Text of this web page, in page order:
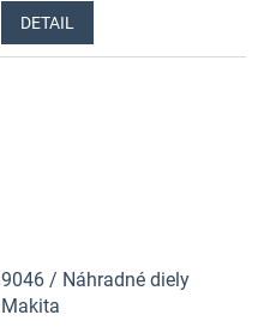
DETAIL
9046 / Náhradné diely
Makita